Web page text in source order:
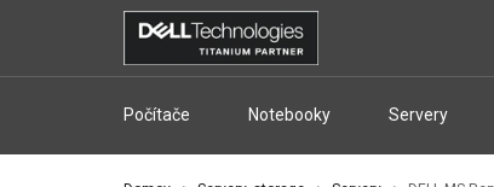
Počítače Notebooky Servery